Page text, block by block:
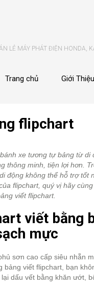
LẺ MÁY PHÁT ĐIỆN
Trang chủ Giới Thiệu
flipchart
xe tương tự bảng từ di
thông minh, tiện lợi hơn.
động không thể hỗ trợ tốt
flipchart, quý vị hãy
viết flipchart.
viết bằng
mực
sơn cao cấp siêu nhẵn
viết flipchart, bạn
dấu vết bằng khăn ướt,